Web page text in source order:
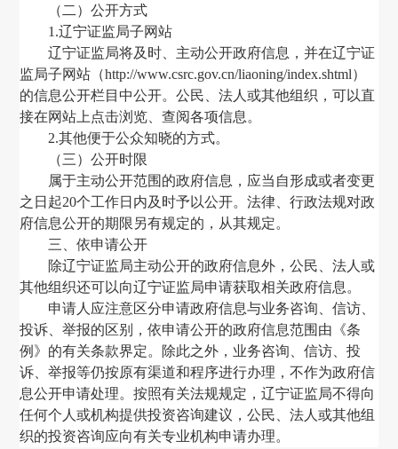
（二）公开方式
1.辽宁证监局子网站
辽宁证监局将及时、主动公开政府信息 ，并在辽宁证
监局子网站 （http://www.csrc.gov.cn/liaoning/index.shtml）
的信息公开栏目中公开。公民、法人或其他组织 ，可以直
接在网站上点击浏览、查阅各项信息。
2.其他便于公众知晓的方式。
（三）公开时限
属于主动公开范围的政府信息 ， 应当自形成或者变更
之日起20个工作日内及时予以公开。法律、行政法规对政
府信息公开的期限另有规定的 ， 从其规定。
三、依申请公开
除辽宁证监局主动公开的政府信息外 ，公民、法人或
其他组织还可以向辽宁证监局申请获取相关政府信息。
申请人应注意区分申请政府信息与业务咨询、信访、
投诉、举报的区别
，依申请公开的政府信息范围由《条
例》的有关条款界定。除此之外 ， 业务咨询、信访、投
诉、举报等仍按原有渠道和程序进行办理 ，不作为政府信
息公开申请处理。按照有关法规规定 ，辽宁证监局不得向
任何个人或机构提供投资咨询建议 ，公民、法人或其他组
织的投资咨询应向有关专业机构申请办理。